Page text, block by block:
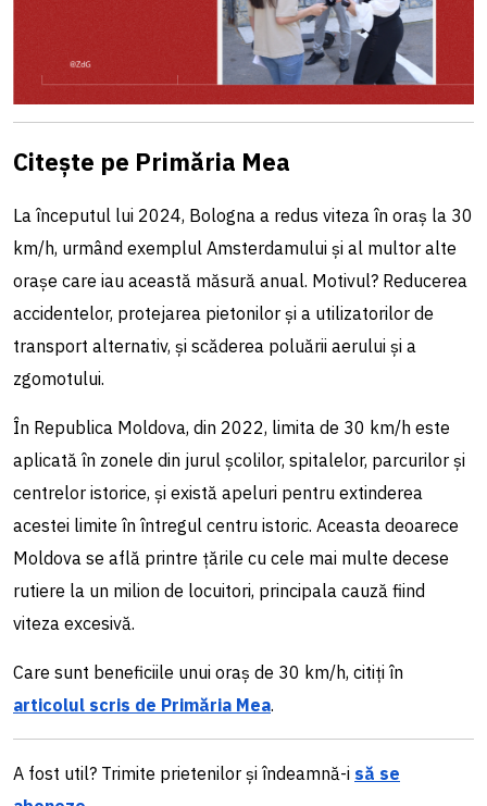
Citește pe Primăria Mea
La începutul lui 2024, Bologna a redus viteza în oraș la 30
km/h, urmând exemplul Amsterdamului și al multor alte
orașe care iau această măsură anual. Motivul? Reducerea
accidentelor, protejarea pietonilor și a utilizatorilor de
transport alternativ, și scăderea poluării aerului și a
zgomotului.
În Republica Moldova, din 2022, limita de 30 km/h este
aplicată în zonele din jurul școlilor, spitalelor, parcurilor și
centrelor istorice, și există apeluri pentru extinderea
acestei limite în întregul centru istoric. Aceasta deoarece
Moldova se află printre țările cu cele mai multe decese
rutiere la un milion de locuitori, principala cauză fiind
viteza excesivă.
Care sunt beneficiile unui oraș de 30 km/h, citiți în
articolul scris de Primăria Mea.
A fost util? Trimite prietenilor și îndeamnă-i să se